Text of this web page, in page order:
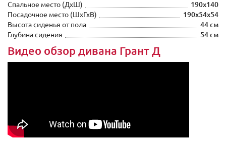
Спальное место (ДхШ)
190х140
Посадочное место (ШxГхВ)
190х54х54
Высота сиденья от пола
44 см
Глубина сидения
54 см
Видео обзор дивана Грант Д